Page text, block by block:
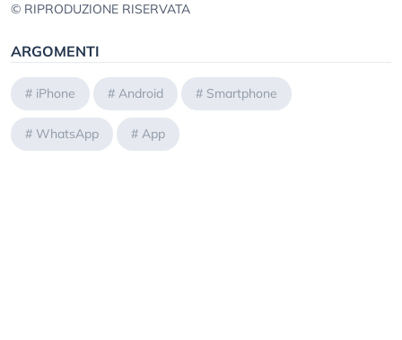
© RIPRODUZIONE RISERVATA
ARGOMENTI
# iPhone # Android # Smartphone
# WhatsApp # App